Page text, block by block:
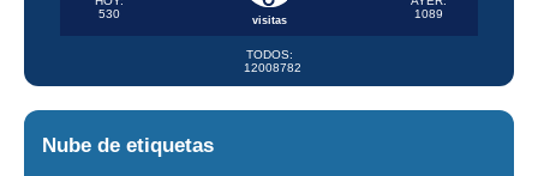
visitas
530
1089
TODOS:
12008782
Nube de etiquetas